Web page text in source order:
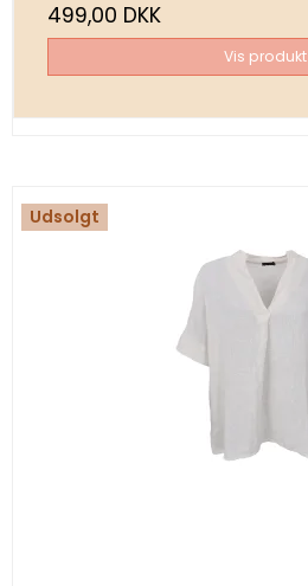
499,00 DKK
Vis produkt
Udsolgt